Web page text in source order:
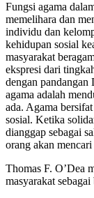
Fungsi agama
memelihara dan
individu dan
kehidupan sosial
masyarakat
ekspresi dari
dengan
agama adalah
ada. Agama
sosial. Ketika
dianggap sebagai
orang akan
Thomas F. O’Dea
masyarakat